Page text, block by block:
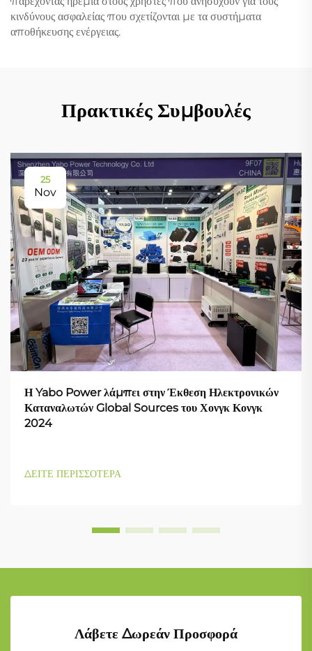
κινδύνους ασφαλείας που σχετίζονται με τα συστήματα
αποθήκευσης ενέργειας.
Πρακτικές Συμβουλές
25
Nov
Η Yabo Power λάμπει στην Έκθεση Ηλεκτρονικών
Καταναλωτών Global Sources του Χονγκ Κονγκ
2024
ΔΕΙΤΕ ΠΕΡΙΣΣΟΤΕΡΑ
Λάβετε Δωρεάν Προσφορά